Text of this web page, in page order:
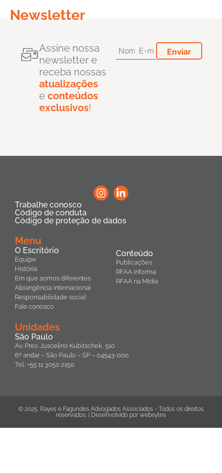
Newsletter
Assine nossa
newsletter e
receba nossas
atualizações
e conteúdos
exclusivos!
Trabalhe conosco
Código de conduta
Código de proteção de dados
Menu
O Escritório
Equipe
História
Em que somos diferentes
Abrangência internacional
Responsabilidade social
Fale conosco
Conteúdo
Publicações
RFAA Informa
RFAA na Mídia
Unidades
São Paulo
Av. Pres. Juscelino Kubitschek, 510
6º andar – São Paulo – SP – 04543-000
Tel.: +55 11 3050 2150
© 2025. Rayes e Fagundes Advogados Associados - Todos os direitos
reservados. | Desenvolvido por websytes